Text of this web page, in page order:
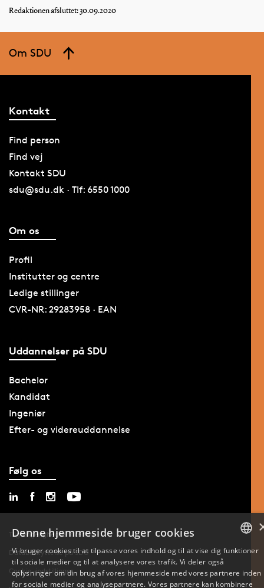
Redaktionen afsluttet: 30.09.2020
Om SDU
Kontakt
Find person
Find vej
Kontakt SDU
sdu@sdu.dk · Tlf: 6550 1000
Om os
Profil
Institutter og centre
Ledige stillinger
CVR-NR: 29283958 · EAN
Uddannelser på SDU
Bachelor
Kandidat
Ingeniør
Efter- og videreuddannelse
Følg os
Tilgængelighedserklæring
Databeskyttelse på SDU
Cookie-indstillinger
Denne hjemmeside bruger cookies
Vi bruger cookies til at tilpasse vores indhold og til at vise dig funktioner
til sociale medier og til at analysere vores trafik. Vi deler også
oplysninger om din brug af vores hjemmeside med vores partnere inden
for sociale medier og analysepartnere. Vores partnere kan kombinere